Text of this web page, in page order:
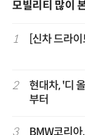
모빌리티 많이
1 [신차 드라
2
현대차, '디
부터
3 BMW코리